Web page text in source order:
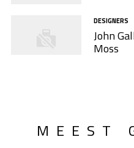
DESIGNERS
John
Moss
MEEST